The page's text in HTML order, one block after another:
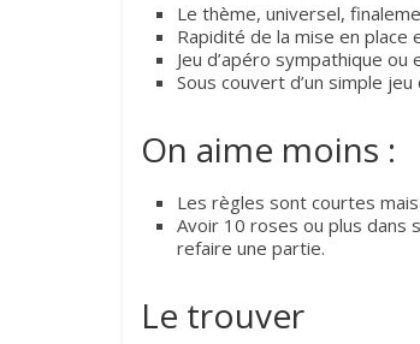
Le thème, universel,
Rapidité de la mise en
Jeu d’apéro sympathique
Sous couvert d’un simple
On aime moins :
Les règles sont courtes
Avoir 10 roses ou plus dans
refaire une partie.
Le trouver